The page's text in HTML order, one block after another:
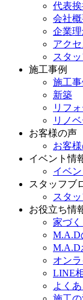
代表
会社
企業
アク
スタ
施工事例
施工
新築
リフ
リノ
お客様の声
お客
イベント情
イベ
スタッフブ
スタ
お役立ち情
家づ
M.A.D
M.A.D
オン
LINE
よく